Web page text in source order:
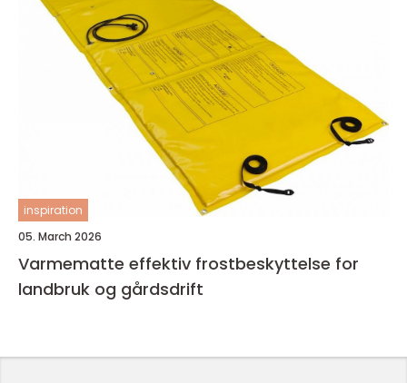
inspiration
05. March 2026
Varmematte effektiv frostbeskyttelse for
landbruk og gårdsdrift